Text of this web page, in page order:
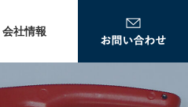
会社情報